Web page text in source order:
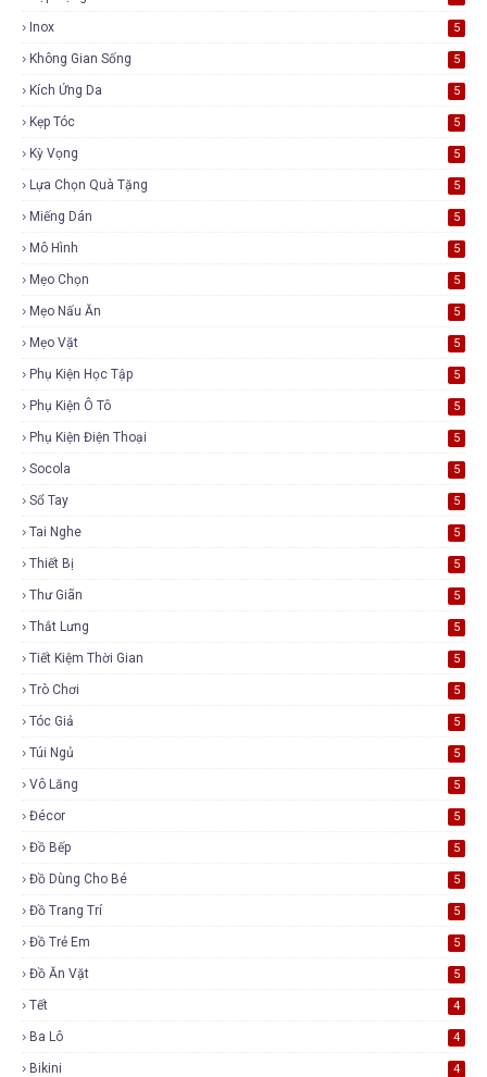
Inox 5
Không Gian Sống 5
Kích Ứng Da 5
Kẹp Tóc 5
Kỳ Vọng 5
Lựa Chọn Quà Tặng 5
Miếng Dán 5
Mô Hình 5
Mẹo Chọn 5
Mẹo Nấu Ăn 5
Mẹo Vặt 5
Phụ Kiện Học Tập 5
Phụ Kiện Ô Tô 5
Phụ Kiện Điện Thoại 5
Socola 5
Sổ Tay 5
Tai Nghe 5
Thiết Bị 5
Thư Giãn 5
Thắt Lưng 5
Tiết Kiệm Thời Gian 5
Trò Chơi 5
Tóc Giả 5
Túi Ngủ 5
Vô Lăng 5
Đécor 5
Đồ Bếp 5
Đồ Dùng Cho Bé 5
Đồ Trang Trí 5
Đồ Trẻ Em 5
Đồ Ăn Vặt 5
Tết 4
Ba Lô 4
Bikini 4